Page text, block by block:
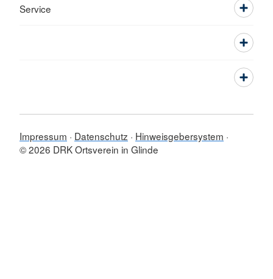
Service
Impressum Datenschutz
Hinweisgebersystem
© 2026 DRK Ortsverein in Glinde